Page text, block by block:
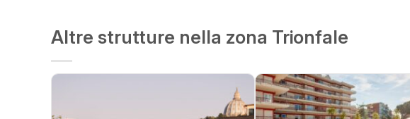
Altre strutture nella zona Trionfale